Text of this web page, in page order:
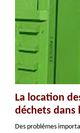
La location
déchets dans
Des problèmes